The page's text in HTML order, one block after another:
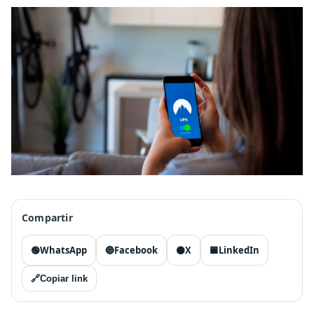
Compartir
🟢WhatsApp 🔵Facebook ⚫X 🟦LinkedIn
🔗Copiar link